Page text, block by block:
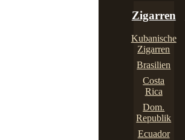
Zigarren
Kubanische
Zigarren
Brasilien
Costa
Rica
Dom.
Republik
Ecuador